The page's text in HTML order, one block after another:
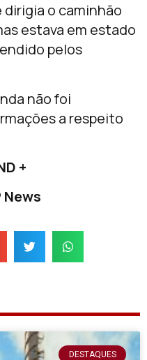
dirigia o caminhão
estava em estado
pelos
não foi
a respeito
+
News
DESTAQUES